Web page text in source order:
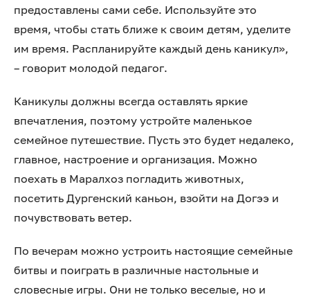
предоставлены сами себе. Используйте это
время, чтобы стать ближе к своим детям, уделите
им время. Распланируйте каждый день каникул»,
– говорит молодой педагог.
Каникулы должны всегда оставлять яркие
впечатления, поэтому устройте маленькое
семейное путешествие. Пусть это будет недалеко,
главное, настроение и организация. Можно
поехать в Маралхоз погладить животных,
посетить Дургенский каньон, взойти на Догээ и
почувствовать ветер.
По вечерам можно устроить настоящие семейные
битвы и поиграть в различные настольные и
словесные игры. Они не только веселые, но и